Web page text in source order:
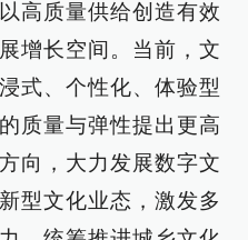
高质量供给创造有效
增长空间。当前，文
式、个性化、体验型
质量与弹性提出更高
向，大力发展数字文
型文化业态，激发多